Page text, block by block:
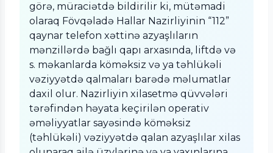
görə, müraciətdə bildirilir ki, mütəmadi
olaraq Fövqəladə Hallar Nazirliyinin “112”
qaynar telefon xəttinə azyaşlıların
mənzillərdə bağlı qapı arxasında, liftdə və
s. məkanlarda köməksiz və ya təhlükəli
vəziyyətdə qalmaları barədə məlumatlar
daxil olur. Nazirliyin xilasetmə qüvvələri
tərəfindən həyata keçirilən operativ
əməliyyatlar sayəsində köməksiz
(təhlükəli) vəziyyətdə qalan azyaşlılar xilas